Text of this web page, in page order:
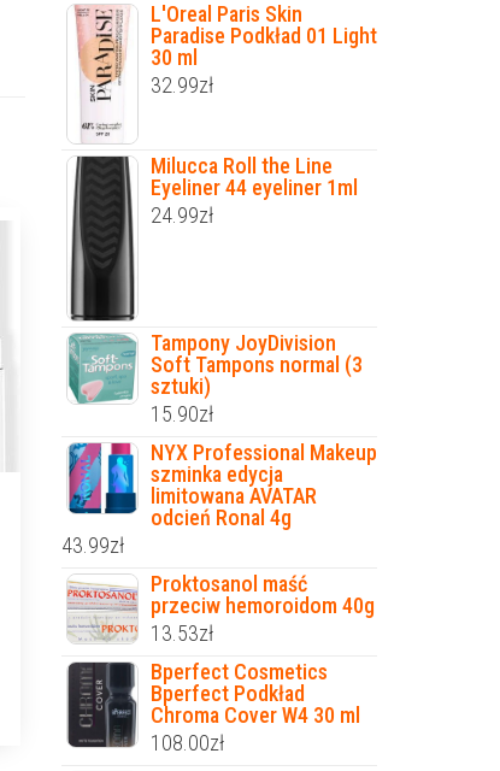
L'Oreal Paris Skin
Paradise Podkład 01 Light
30 ml
32.99zł
Milucca Roll the Line
Eyeliner 44 eyeliner 1ml
24.99zł
Tampony JoyDivision
Soft Tampons normal (3
sztuki)
15.90zł
NYX Professional Makeup
szminka edycja
limitowana AVATAR
odcień Ronal 4g
43.99zł
Proktosanol maść
przeciw hemoroidom 40g
13.53zł
Bperfect Cosmetics
Bperfect Podkład
Chroma Cover W4 30 ml
108.00zł